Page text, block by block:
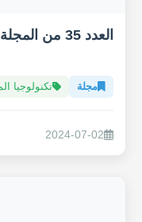
العدد 35 من المجلة العربية للمعلومات
مجلة تكنولوجيا
2024-07-02